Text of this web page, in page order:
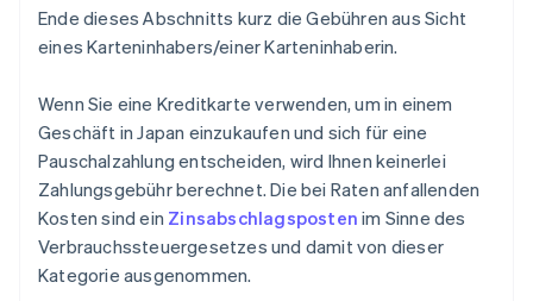
Ende dieses Abschnitts kurz die Gebühren aus Sicht
eines Karteninhabers/einer Karteninhaberin.
Wenn Sie eine Kreditkarte verwenden, um in einem
Geschäft in Japan einzukaufen und sich für eine
Pauschalzahlung entscheiden, wird Ihnen keinerlei
Zahlungsgebühr berechnet. Die bei Raten anfallenden
Kosten sind ein Zinsabschlagsposten im Sinne des
Verbrauchssteuergesetzes und damit von dieser
Kategorie ausgenommen.